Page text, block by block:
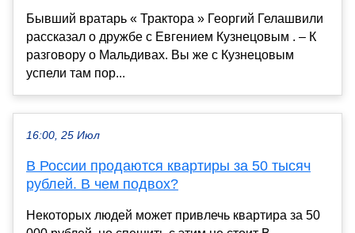
Бывший вратарь « Трактора » Георгий Гелашвили
рассказал о дружбе с Евгением Кузнецовым . – К
разговору о Мальдивах. Вы же с Кузнецовым
успели там пор...
16:00, 25 Июл
В России продаются квартиры за 50 тысяч
рублей. В чем подвох?
Некоторых людей может привлечь квартира за 50